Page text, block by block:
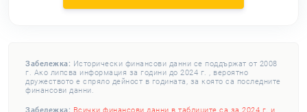
Забележка: Исторически финансови данни се поддържат от 2008
г. Ако липсва информация за години до 2024 г. , вероятно
дружеството е спряло дейност в годината, за която са последните
финансови данни.